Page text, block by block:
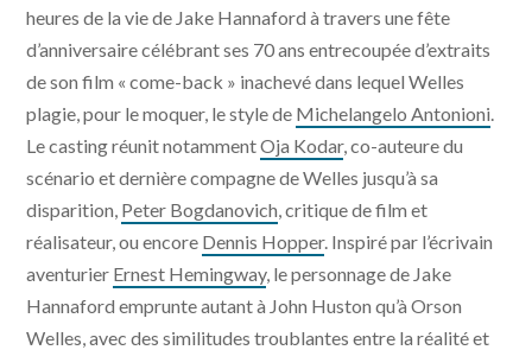
l'Astrophore - SACI
heures de la vie de Jake Hannaford à travers une fête
d’anniversaire célébrant ses 70 ans entrecoupée d’extraits
de son film « come-back » inachevé dans lequel Welles
plagie, pour le moquer, le style de Michelangelo Antonioni
Le casting réunit notammentOja Kodar, co-auteure du
scénario et dernière compagne de Welles jusqu’à sa
disparition, Peter Bogdanovich , critique de film et
réalisateur, ou encore Dennis Hopper. Inspiré par l’écrivain
aventurier Ernest Hemingway, le personnage de Jake
Hannaford emprunte autant à John Huston qu’à Orson
Welles, avec des similitudes troublantes entre la réalité et